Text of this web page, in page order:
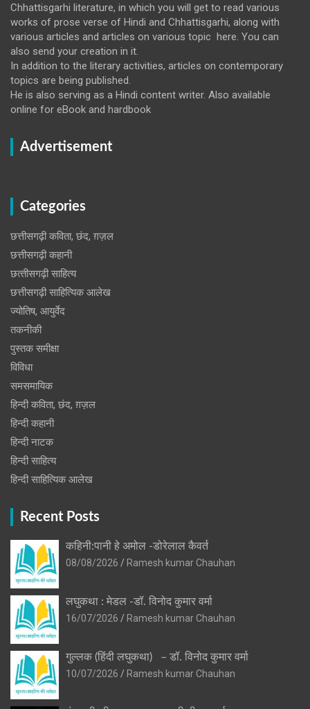
Chhattisgarhi literature, in which you will get to read various
works of prose verse of Hindi and Chhattisgarhi, along with
various articles and articles on various topic here. You can
also send your creation in it.
In addition to the literary activities, articles on contemporary
topics are being published.
He is also serving as a Hindi content writer. Also available
online for eBook and hardbook
Advertisement
Categories
छत्तीसगढ़ी कविता, छंद, ग़ज़ल
छत्तीसगढ़ी कहानी
छत्‍तीसगढ़ी साहित्‍य
छत्तीसगढ़ी साहित्यिक आलेख
ज्योतिष, आयुर्वेद
तकनीकी
पुस्‍तक समीक्षा
विविधा
समसमायिक
हिन्दी कविता, छंद, ग़ज़ल
हिन्दी कहानी
हिन्‍दी नाटक
हिन्दी साहित्य
हिन्दी साहित्यिक आलेख
Recent Posts
कहिनी:पानी हे अमोल -डोरेलाल कैवर्त
08/08/2026
Ramesh kumar Chauhan
लघुकथा : मेडल -डॉ. विनोद कुमार वर्मा
16/07/2026
Ramesh kumar Chauhan
गुल्लक (हिंदी लघुकथा) – डॉ. विनोद कुमार वर्मा
10/07/2026
Ramesh kumar Chauhan